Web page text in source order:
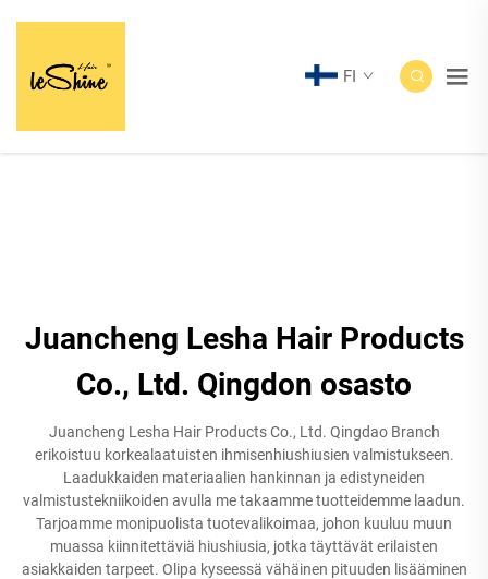
FI
Juancheng Lesha Hair Products
Co., Ltd. Qingdon osasto
Juancheng Lesha Hair Products Co., Ltd. Qingdao Branch
erikoistuu korkealaatuisten ihmisenhiushiusien valmistukseen.
Laadukkaiden materiaalien hankinnan ja edistyneiden
valmistustekniikoiden avulla me takaamme tuotteidemme laadun.
Tarjoamme monipuolista tuotevalikoimaa, johon kuuluu muun
muassa kiinnitettäviä hiushiusia, jotka täyttävät erilaisten
asiakkaiden tarpeet. Olipa kyseessä vähäinen pituuden lisääminen